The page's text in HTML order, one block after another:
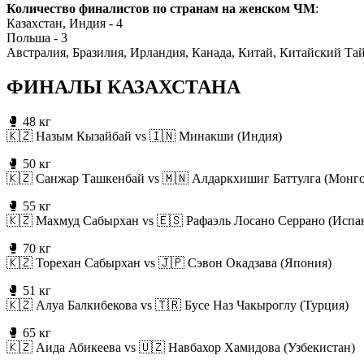
Количество финалистов по странам на женском ЧМ:
Казахстан, Индия - 4
Польша - 3
Австралия, Бразилия, Ирландия, Канада, Китай, Китайский
ФИНАЛЫ КАЗАХСТАНА
🥊 48 кг
🇰🇿 Назым Кызайбай vs 🇮🇳 Минакши (Индия)
🥊 50 кг
🇰🇿 Санжар Ташкенбай vs 🇲🇳 Алдаркхишиг Баттулга
🥊 55 кг
🇰🇿 Махмуд Сабырхан vs 🇪🇸 Рафаэль Лосано Серрано
🥊 70 кг
🇰🇿 Торехан Сабырхан vs 🇯🇵 Сэвон Окадзава (Япония)
🥊 51 кг
🇰🇿 Алуа Балкибекова vs 🇹🇷 Бусе Наз Чакыроглу (Турция)
🥊 65 кг
🇰🇿 Аида Абикеева vs 🇺🇿 Навбахор Хамидова (Узбекистан)